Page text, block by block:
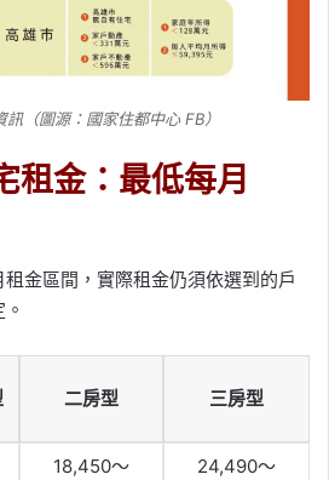
（圖源：國家住都中心 FB）
租金：最低每月
金區間，實際租金仍須依選到的戶
二房型 三房型
18,450～
24,490～